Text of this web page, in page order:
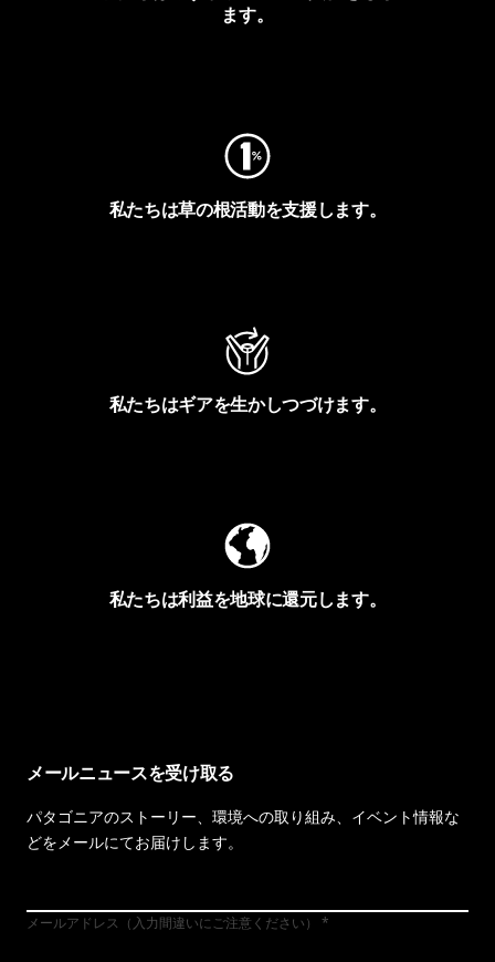
ます。
私たちは草の根活動を支援します。
私たちはギアを生かしつづけます。
私たちは利益を地球に還元します。
メールニュースを受け取る
パタゴニアのストーリー、環境への取り組み、イベント情報な
どをメールにてお届けします。
メールアドレス（入力間違いにご注意ください）